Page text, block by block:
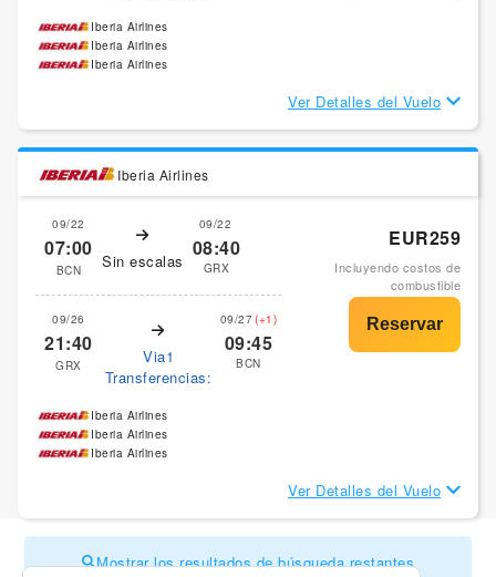
Iberia Airlines
Iberia Airlines
Iberia Airlines
Ver Detalles del Vuelo
Iberia Airlines
09/22
07:00
BCN Sin escalas
09/22
08:40
GRX
09/26
21:40
GRX
Via1
Transferencias:
09/27(+1)
09:45
BCN
EUR259
Incluyendo costos de
combustible
Iberia Airlines
Iberia Airlines
Iberia Airlines
Ver Detalles del Vuelo
Mostrar los resultados de búsqueda restantes